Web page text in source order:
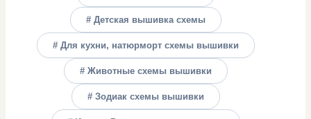
# Детская вышивка схемы
# Для кухни, натюрморт схемы вышивки
# Животные схемы вышивки
# Зодиак схемы вышивки